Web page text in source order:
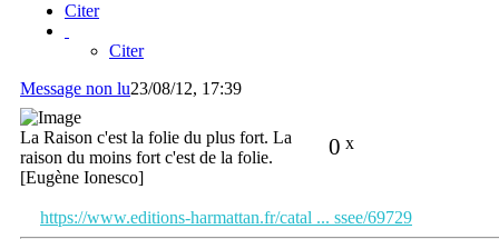
Citer
Citer
Message non lu23/08/12, 17:39
0 x
La Raison c'est la folie du plus fort. La
raison du moins fort c'est de la folie.
[Eugène Ionesco]
https://www.editions-harmattan.fr/catal ... ssee/69729